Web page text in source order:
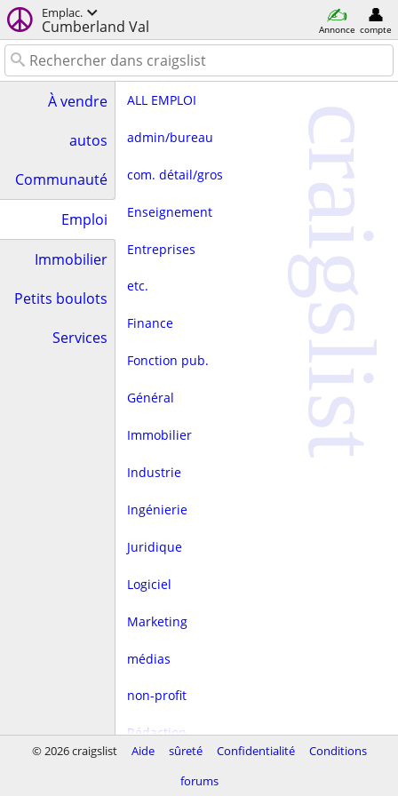
Emplac.
Cumberland Val Annonce compte
À vendre
autos
Communauté
Emploi
Immobilier
Petits boulots
Services
ALL EMPLOI
admin/bureau
com. détail/gros
Enseignement
Entreprises
etc.
Finance
Fonction pub.
Général
Immobilier
Industrie
Ingénierie
Juridique
Logiciel
Marketing
médias
non-profit
Rédaction
craigslist
© 2026 craigslist Aide sûreté Confidentialité
Conditions
forums